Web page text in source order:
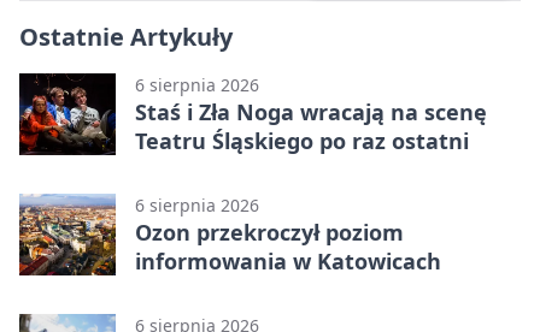
Ostatnie Artykuły
6 sierpnia 2026
Staś i Zła Noga wracają na scenę
Teatru Śląskiego po raz ostatni
6 sierpnia 2026
Ozon przekroczył poziom
informowania w Katowicach
6 sierpnia 2026